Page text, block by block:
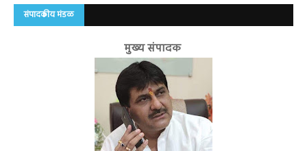
संपादकीय मंडळ
मुख्य संपादक